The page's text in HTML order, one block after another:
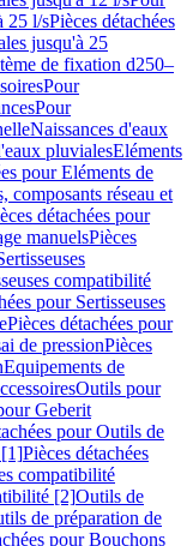
25 l/sPièces détachées
jusqu'à 25
de fixation d250–
Pour
Pour
Naissances d'eaux
pluvialesEléments
pour Eléments de
composants réseau et
détachées pour
manuelsPièces
compatibilité
pour Sertisseuses
Pièces détachées pour
de pressionPièces
Equipements de
Outils pour
Geberit
pour Outils de
[1]Pièces détachées
compatibilité
[2]Outils de
de préparation de
pour Bouchons